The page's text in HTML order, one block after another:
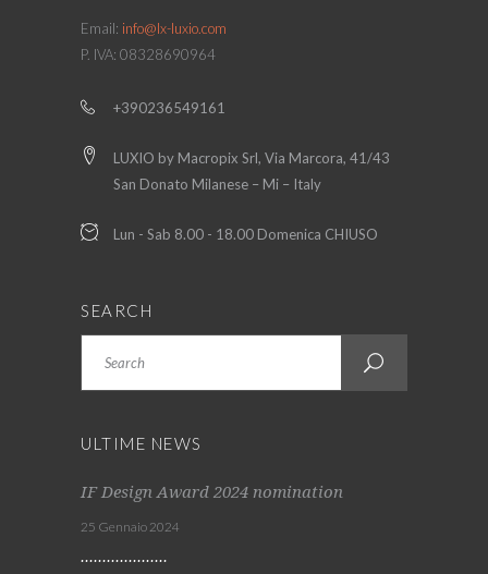
Email: info@lx-luxio.com
P. IVA: 08328690964
+390236549161
LUXIO by Macropix Srl, Via Marcora, 41/43
San Donato Milanese – Mi – Italy
Lun - Sab 8.00 - 18.00 Domenica CHIUSO
SEARCH
ULTIME NEWS
IF Design Award 2024 nomination
25 Gennaio 2024